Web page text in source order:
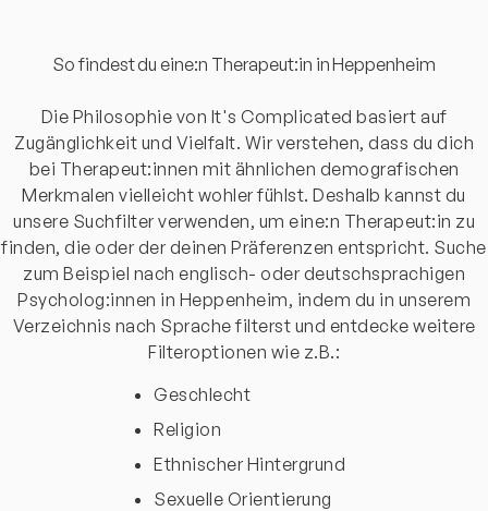
So findest du eine:n Therapeut:in in Heppenheim
Die Philosophie von It's Complicated basiert auf
Zugänglichkeit und Vielfalt. Wir verstehen, dass du dich
bei Therapeut:innen mit ähnlichen demografischen
Merkmalen vielleicht wohler fühlst. Deshalb kannst du
unsere Suchfilter verwenden, um eine:n Therapeut:in zu
finden, die oder der deinen Präferenzen entspricht. Suche
zum Beispiel nach englisch- oder deutschsprachigen
Psycholog:innen in Heppenheim, indem du in unserem
Verzeichnis nach Sprache filterst und entdecke weitere
Filteroptionen wie z.B.:
Geschlecht
Religion
Ethnischer Hintergrund
Sexuelle Orientierung